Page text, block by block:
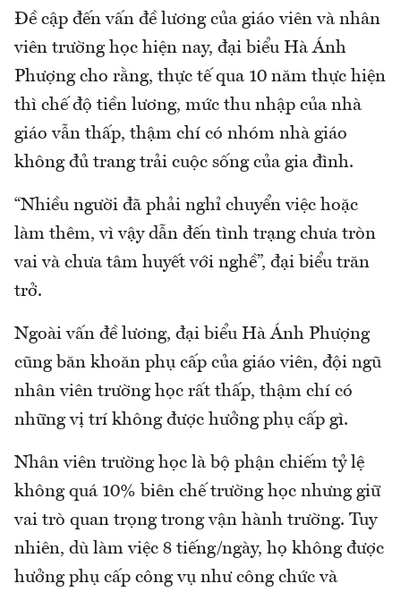
Đề cập đến vấn đề lương của giáo viên và nhân
viên trường học hiện nay, đại biểu Hà Ánh
Phượng cho rằng, thực tế qua 10 năm thực hiện
thì chế độ tiền lương, mức thu nhập của nhà
giáo vẫn thấp, thậm chí có nhóm nhà giáo
không đủ trang trải cuộc sống của gia đình.
“Nhiều người đã phải nghỉ chuyển việc hoặc
làm thêm, vì vậy dẫn đến tình trạng chưa tròn
vai và chưa tâm huyết với nghề”, đại biểu trăn
trở.
Ngoài vấn đề lương, đại biểu Hà Ánh Phượng
cũng băn khoăn phụ cấp của giáo viên, đội ngũ
nhân viên trường học rất thấp, thậm chí có
những vị trí không được hưởng phụ cấp gì.
Nhân viên trường học là bộ phận chiếm tỷ lệ
không quá 10% biên chế trường học nhưng giữ
vai trò quan trọng trong vận hành trường. Tuy
nhiên, dù làm việc 8 tiếng/ngày, họ không được
hưởng phụ cấp công vụ như công chức và